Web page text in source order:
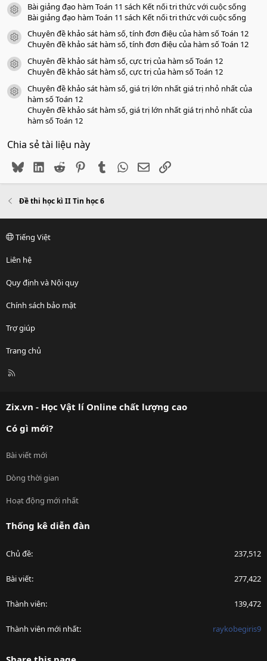
icon tài liệu
Bài giảng đạo hàm Toán 11 sách Kết nối tri thức với cuộc sống
Bài giảng đạo hàm Toán 11 sách Kết nối tri thức với cuộc sống
icon tài liệu
Chuyên đề khảo sát hàm số, tính đơn điệu của hàm số Toán 12
Chuyên đề khảo sát hàm số, tính đơn điệu của hàm số Toán 12
icon tài liệu
Chuyên đề khảo sát hàm số, cực trị của hàm số Toán 12
Chuyên đề khảo sát hàm số, cực trị của hàm số Toán 12
icon tài liệu
Chuyên đề khảo sát hàm số, giá trị lớn nhất giá trị nhỏ nhất của
hàm số Toán 12
Chuyên đề khảo sát hàm số, giá trị lớn nhất giá trị nhỏ nhất của
hàm số Toán 12
Chia sẻ tài liệu này
BlueskyLinkedIn
Reddit PinterestTumblr WhatsApp
EmailLink
Đề thi học kì II Tin học 6
Tiếng Việt
Liên hệ
Quy định và Nội quy
Chính sách bảo mật
Trợ giúp
Trang chủ
R
Zix.vn - Học Vật lí Online chất lượng cao
Có gì mới?
Bài viết mới
Dòng thời gian
Hoạt động mới nhất
Thống kê diễn đàn
Chủ đề 237,512
Bài viết 277,422
Thành viên 139,472
Thành viên mới nhất raykobegiris9